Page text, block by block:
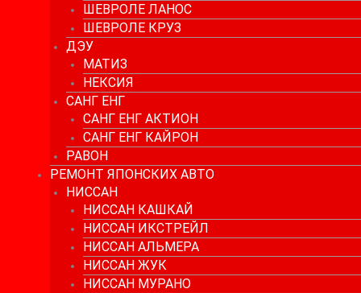
ШЕВРОЛЕ ЛАНОС
ШЕВРОЛЕ КРУЗ
ДЭУ
МАТИЗ
НЕКСИЯ
САНГ ЕНГ
САНГ ЕНГ АКТИОН
САНГ ЕНГ КАЙРОН
РАВОН
РЕМОНТ ЯПОНСКИХ АВТО
НИССАН
НИССАН КАШКАЙ
НИССАН ИКСТРЕЙЛ
НИССАН АЛЬМЕРА
НИССАН ЖУК
НИССАН МУРАНО